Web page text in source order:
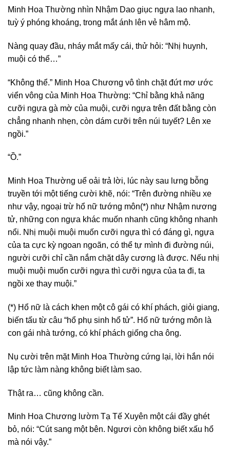
Minh Hoa Thường nhìn Nhậm Dao giục ngựa lao nhanh,
tuỳ ý phóng khoáng, trong mắt ánh lên vẻ hâm mộ.
Nàng quay đầu, nháy mắt mấy cái, thử hỏi: “Nhị huynh,
muội có thể…”
“Không thể.” Minh Hoa Chương vô tình chặt đứt mơ ước
viển vông của Minh Hoa Thường: “Chỉ bằng khả năng
cưỡi ngựa gà mờ của muội, cưỡi ngựa trên đất bằng còn
chẳng nhanh nhẹn, còn dám cưỡi trên núi tuyết? Lên xe
ngồi.”
“Ồ.”
Minh Hoa Thường uể oải trả lời, lúc này sau lưng bỗng
truyền tới một tiếng cười khẽ, nói: “Trên đường nhiều xe
như vậy, ngoại trừ hổ nữ tướng môn(*) như Nhậm nương
tử, những con ngựa khác muốn nhanh cũng không nhanh
nổi. Nhị muội muội muốn cưỡi ngựa thì có đáng gì, ngựa
của ta cực kỳ ngoan ngoãn, có thể tự mình đi đường núi,
người cưỡi chỉ cần nắm chặt dây cương là được. Nếu nhị
muội muội muốn cưỡi ngựa thì cưỡi ngựa của ta đi, ta
ngồi xe thay muội.”
(*) Hổ nữ là cách khen một cô gái có khí phách, giỏi giang,
biến tấu từ câu “hổ phụ sinh hổ tử”. Hổ nữ tướng môn là
con gái nhà tướng, có khí phách giống cha ông.
Nụ cười trên mặt Minh Hoa Thường cứng lại, lời hắn nói
lập tức làm nàng không biết làm sao.
Thật ra… cũng không cần.
Minh Hoa Chương lườm Tạ Tế Xuyên một cái đầy ghét
bỏ, nói: “Cút sang một bên. Ngươi còn không biết xấu hổ
mà nói vậy.”